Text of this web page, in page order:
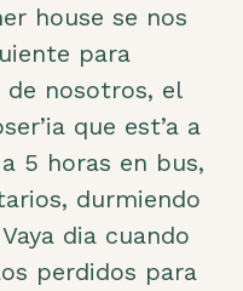
house se nos
para
de nosotros, el
que est’a a
5 horas en bus,
durmiendo
dia cuando
perdidos para